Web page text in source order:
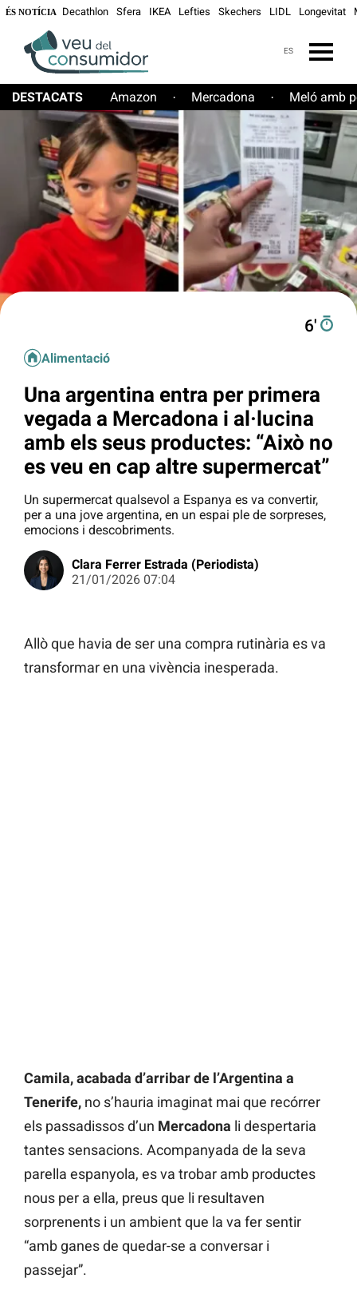
ÉS NOTÍCIA Decathlon Sfera IKEA Lefties Skechers LIDL Longevitat
ES
DESTACATS Amazon · Mercadona · Meló amb
6′
Alimentació
Una argentina entra per primera
vegada a Mercadona i al·lucina
amb els seus productes: “Això no
es veu en cap altre supermercat”
Un supermercat qualsevol a Espanya es va convertir,
per a una jove argentina, en un espai ple de sorpreses,
emocions i descobriments.
Clara Ferrer Estrada (Periodista)
21/01/2026 07:04
Allò que havia de ser una compra rutinària es va
transformar en una vivència inesperada.
Camila, acabada d’arribar de l’Argentina a
Tenerife, no s’hauria imaginat mai que recórrer
els passadissos d’un Mercadona li despertaria
tantes sensacions. Acompanyada de la seva
parella espanyola, es va trobar amb productes
nous per a ella, preus que li resultaven
sorprenents i un ambient que la va fer sentir
“amb ganes de quedar-se a conversar i
passejar”.